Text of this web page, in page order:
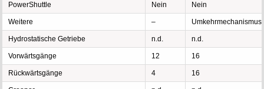
PowerShuttle Nein Nein
Weitere – Umkehrmechanismus
Hydrostatische Getriebe n.d. n.d.
Vorwärtsgänge 12 16
Rückwärtsgänge 4 16